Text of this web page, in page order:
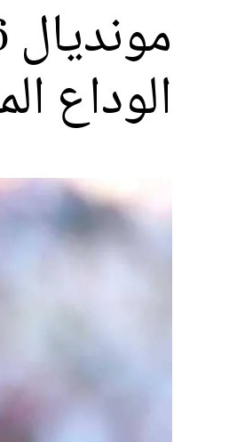
الوداع